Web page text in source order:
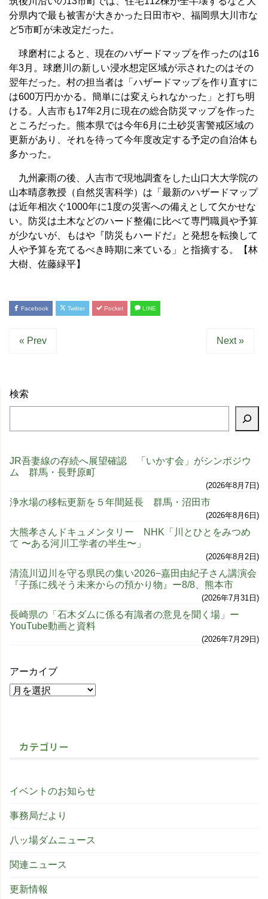
分県内で最も被害が大きかった日田市や、福岡県大川市な
ど5市町が未改定だった。
球磨村によると、現在のハザードマップを作ったのは16
年3月。球磨川の新しい浸水想定区域が示されたのはその
翌年だった。村の担当者は「ハザードマップを作り直すに
は600万円かかる。簡単には変えられなかった」と打ち明
ける。人吉市も17年2月に現在の総合防災マップを作った
ところだった。熊本県では今年6月に土砂災害警戒区域の
更新があり、それを待って今年度改定する予定の自治体も
多かった。
九州豪雨の後、人吉市で現地調査をした山口大大学院の
山本晴彦教授（自然災害科学）は「最新のハザードマップ
は近年相次ぐ1000年に1度の災害への備えとして欠かせな
い。防災は土木などのハード整備に比べて専門職員や予算
が少ないが、もはや『防災もハードだ』と発想を転換して
人や予算を充てるべき時期に来ている」と指摘する。【林
大樹、佐藤緑平】
Facebook Twitter Pocket LINE
« Prev Next »
検索
JR吾妻線の存続へ展望確認 「いかす会」がシンポジウ
ム 群馬・長野原町
2026年8月7日
浄水場の移転更新を５年間延長 群馬・沼田市
2026年8月6日
大熊孝さんドキュメンタリー NHK「川とひとをみつめ
て 〜ある河川工学者の半生〜」
2026年8月2日
清流川辺川を守る県民の集い2026−嘉田由紀子さん講演会
『子孫に残そう未来からの預かり物』ー8/8、熊本市
2026年7月31日
長崎県の「石木ダムに係る有識者の意見を聞く場」ー
YouTube動画と資料
2026年7月29日
アーカイブ
カテゴリー
イベントのお知らせ
事務局だより
八ッ場ダムニュース
関連ニュース
更新情報